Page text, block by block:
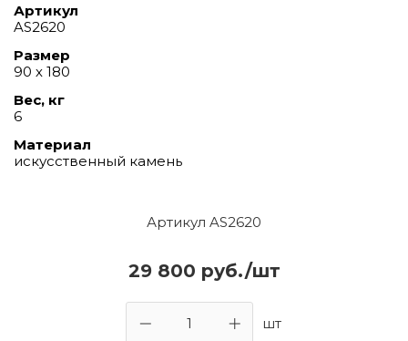
Артикул AS2620
29 800 руб./шт
шт
Артикул
AS2620
Размер
90 х 180
Вес, кг
6
Материал
искусственный камень